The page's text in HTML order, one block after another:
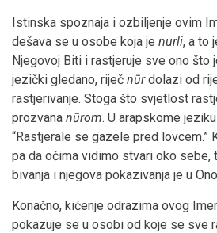
Istinska spoznaja i ozbiljenje ovim
dešava se u osobe koja je nurli, a to
Njegovoj Biti i rastjeruje sve ono što
jezički gledano, riječ nūrdolazi od
rastjerivanje. Stoga što svjetlost
prozvana nūrom. U arapskome
“Rastjerale se gazele pred lovcem.”
pa da očima vidimo stvari oko sebe,
bivanja i njegova pokazivanja je u
Konačno, kićenje odrazima ovog
pokazuje se u osobi od koje se sve